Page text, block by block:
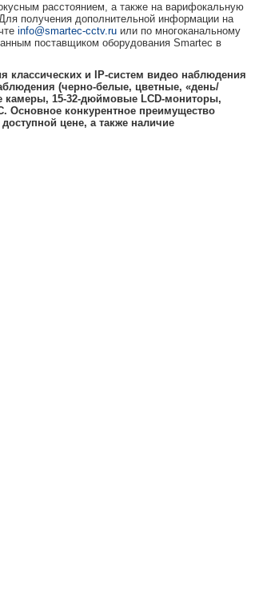
расстоянием, а также на варифокальную
получения дополнительной информации на
info@smartec-cctv.ru или по многоканальному
поставщиком оборудования Smartec в
классических и IP-систем видео наблюдения
(черно-белые, цветные, «день/
камеры, 15-32-дюймовые LCD-мониторы,
Основное конкурентное преимущество
цене, а также наличие